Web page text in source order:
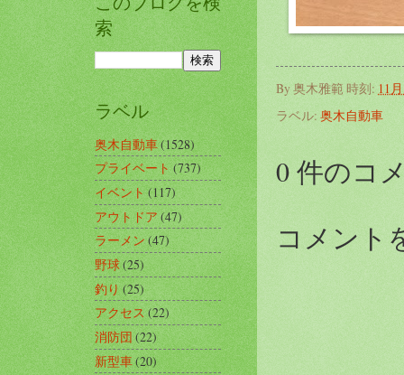
By 奥木雅範 時刻: 11
ラベル: 奥木自動車
0 件のコ
コメント
索
ラベル
奥木自動車(1528)
プライベート(737)
イベント(117)
アウトドア(47)
ラーメン(47)
野球(25)
釣り(25)
アクセス(22)
消防団(22)
新型車(20)